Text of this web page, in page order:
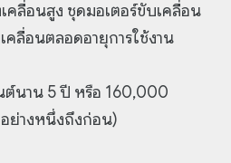
คลื่อนสูง ชุดมอเตอร์ขับเคลื่อน
ลื่อนตลอดอายุการใช้งาน
นาน 5 ปี หรือ 160,000
ย่างหนึ่งถึงก่อน)